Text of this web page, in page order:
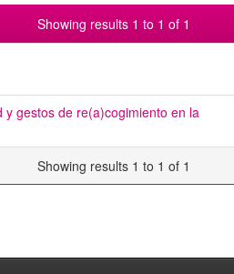
Showing results 1 to 1 of 1
gestos de re(a)cogimiento en la
Showing results 1 to 1 of 1